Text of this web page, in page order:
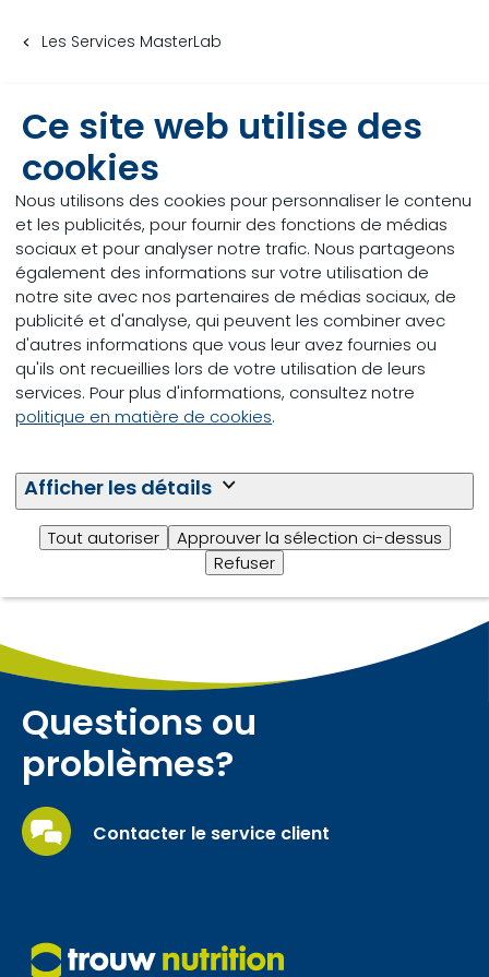
Ce site web utilise des
cookies
Nous utilisons des cookies pour personnaliser le contenu
et les publicités, pour fournir des fonctions de médias
sociaux et pour analyser notre trafic. Nous partageons
également des informations sur votre utilisation de
notre site avec nos partenaires de médias sociaux, de
publicité et d'analyse, qui peuvent les combiner avec
d'autres informations que vous leur avez fournies ou
qu'ils ont recueillies lors de votre utilisation de leurs
services. Pour plus d'informations, consultez notre
politique en matière de cookies.
Afficher les détails
Tout autoriser
Approuver la sélection ci-dessus
Refuser
Les Services MasterLab
Contactez-nous
Pour une soumission ou pour toute
autre question, n’hésitez pas à
vous adresser à notre équipe:
Heures d’ouverture: lundi au vendredi de 8 h à 16 h
30
Téléphone: 1-888-330-7555 poste 4231
Courriel:masterlab.canada@trouwnutrition.com
Adresse postale: MasterLab
Saint-Hyacinthe, Qc
J2R 1V1
*Livraison d’échantillons possible
Questions ou
problèmes?
Contacter le service client